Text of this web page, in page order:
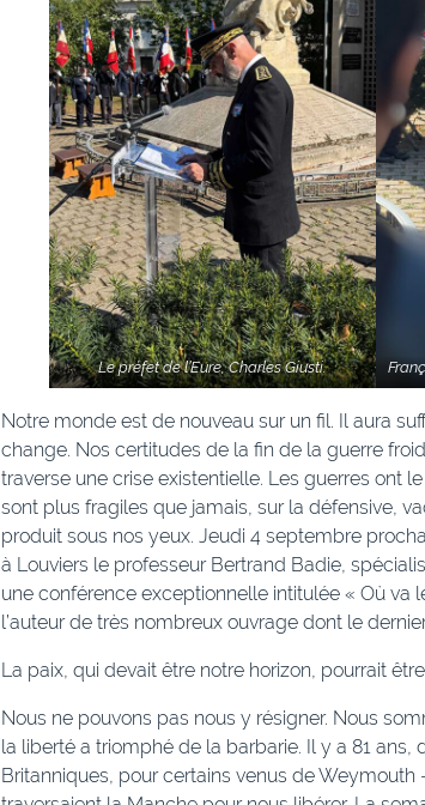
Le préfet de l’Eure, Charles Giusti.
Notre monde est de nouveau sur un fil. Il aura
change. Nos certitudes de la fin de la guerre
traverse une crise existentielle. Les guerres ont
sont plus fragiles que jamais, sur la défensive,
produit sous nos yeux. Jeudi 4 septembre
à Louviers le professeur Bertrand Badie,
une conférence exceptionnelle intitulée « Où va
l’auteur de très nombreux ouvrage dont le
La paix, qui devait être notre horizon, pourrait
Nous ne pouvons pas nous y résigner. Nous
la liberté a triomphé de la barbarie. Il y a 81 ans,
Britanniques, pour certains venus de Weymouth